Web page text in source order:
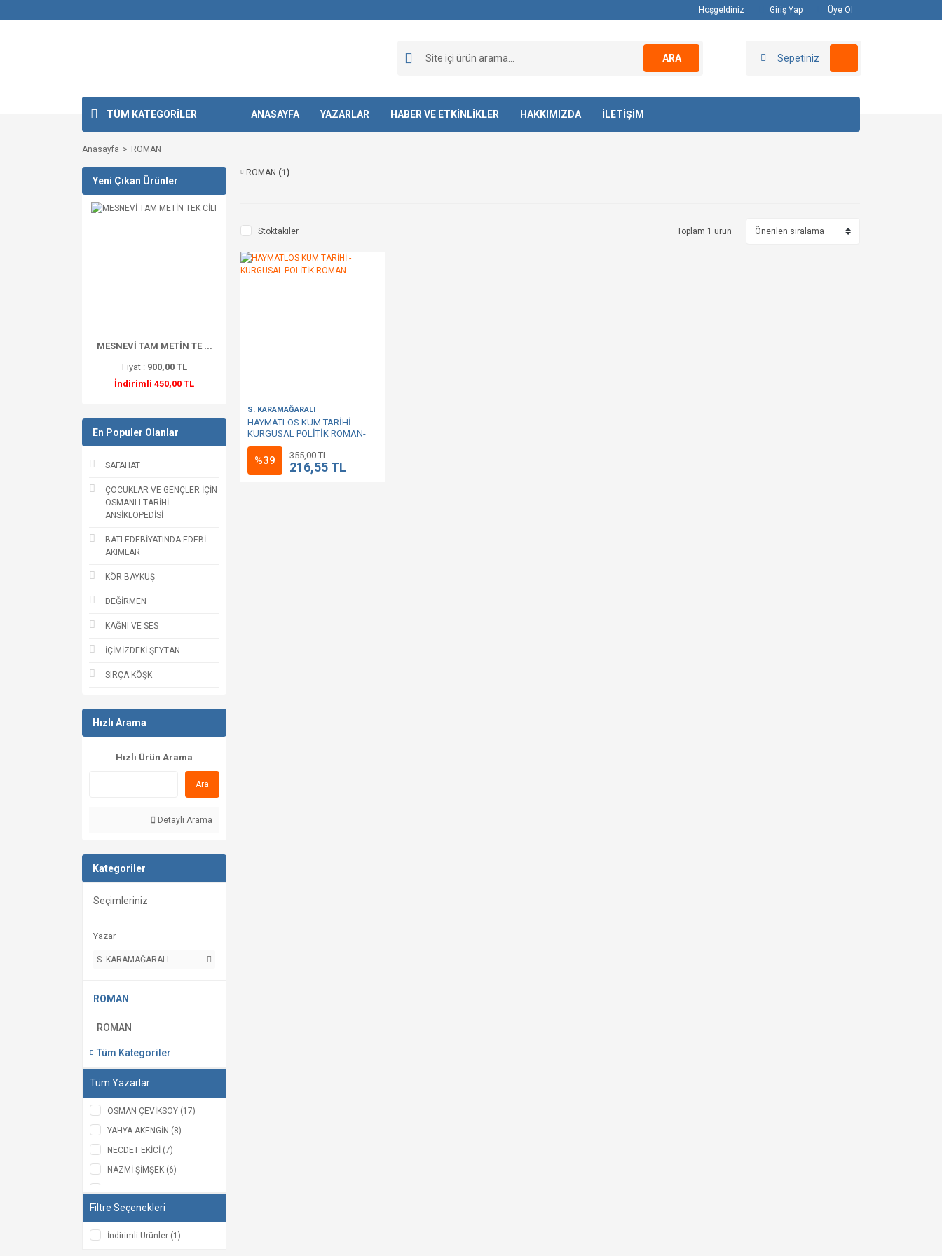
Hoşgeldiniz Giriş Yap Üye Ol
ARA Sepetiniz
TÜM KATEGORİLER ANASAYFA YAZARLAR HABER VE ETKİNLİKLER HAKKIMIZDA İLETİŞİM
Anasayfa ROMAN
Yeni Çıkan Ürünler
MESNEVİ TAM METİN TE ...
Fiyat : 900,00 TL
İndirimli 450,00 TL
En Populer Olanlar
SAFAHAT
ÇOCUKLAR VE GENÇLER İÇİN
OSMANLI TARİHİ
ANSİKLOPEDİSİ
BATI EDEBİYATINDA EDEBİ
AKIMLAR
KÖR BAYKUŞ
DEĞİRMEN
KAĞNI VE SES
İÇİMİZDEKİ ŞEYTAN
SIRÇA KÖŞK
Hızlı Arama
Hızlı Ürün Arama
Ara
Detaylı Arama
Kategoriler
Seçimleriniz
Yazar
S. KARAMAĞARALI
ROMAN
ROMAN
Tüm Kategoriler
Tüm Yazarlar
OSMAN ÇEVİKSOY (17)
YAHYA AKENGİN (8)
NECDET EKİCİ (7)
NAZMİ ŞİMŞEK (6)
(5)
AHMET BİCAN ERCİLASUN
(4)
Filtre Seçenekleri
İndirimli Ürünler (1)
ROMAN (1)
Stoktakiler Toplam 1 ürün
S. KARAMAĞARALI
HAYMATLOS KUM TARİHİ -
KURGUSAL POLİTİK ROMAN-
%39 355,00 TL
216,55 TL